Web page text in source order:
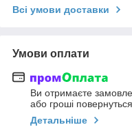
Всі умови доставки
Умови оплати
Ви отримаєте
або гроші
Детальніше